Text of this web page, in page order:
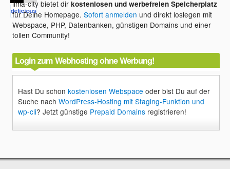
lima-city bietet dirkostenlosen und werbefreien Speicherplatz
für Deine Homepage.Sofort anmelden und direkt loslegen mit
Webspace, PHP, Datenbanken, günstigen Domains und einer
tollen Community!
Login zum Webhosting ohne Werbung!
Hast Du schonkostenlosen Webspace oder bist Du auf der
Suche nachWordPress-Hosting mit Staging-Funktion und
wp-cli? Jetzt günstige Prepaid Domains registrieren!